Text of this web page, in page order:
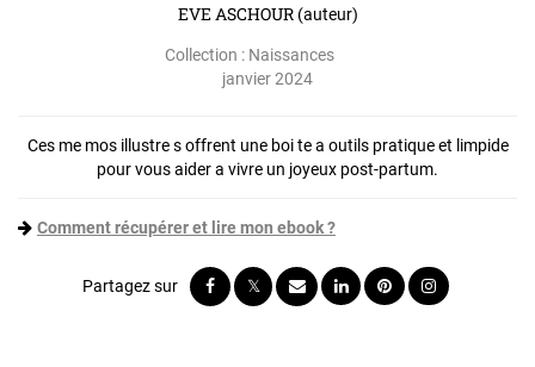
EVE ASCHOUR(auteur)
Collection : Naissances
janvier 2024
Ces me mos illustre s offrent une boi te a outils pratique et limpide
pour vous aider a vivre un joyeux post-partum.
Comment récupérer et lire mon ebook ?